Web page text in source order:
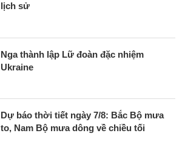
lịch sử
Nga thành lập Lữ đoàn đặc nhiệm
Ukraine
Dự báo thời tiết ngày 7/8: Bắc Bộ mưa
to, Nam Bộ mưa dông về chiều tối